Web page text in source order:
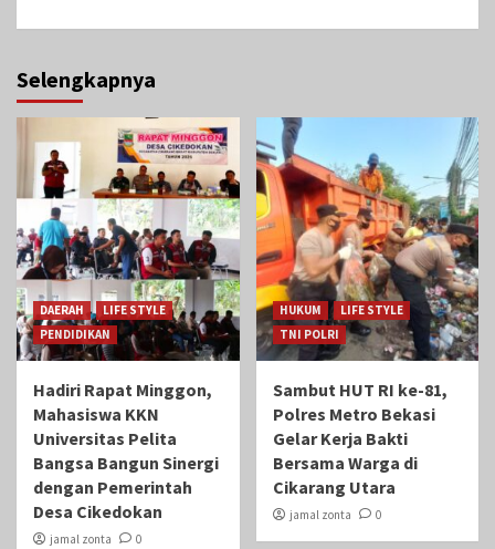
Selengkapnya
DAERAH
LIFE STYLE
PENDIDIKAN
Hadiri Rapat Minggon,
Mahasiswa KKN
Universitas Pelita
Bangsa Bangun Sinergi
dengan Pemerintah
Desa Cikedokan
jamal zonta 0
HUKUM
LIFE STYLE
TNI POLRI
Sambut HUT RI ke-81,
Polres Metro Bekasi
Gelar Kerja Bakti
Bersama Warga di
Cikarang Utara
jamal zonta 0